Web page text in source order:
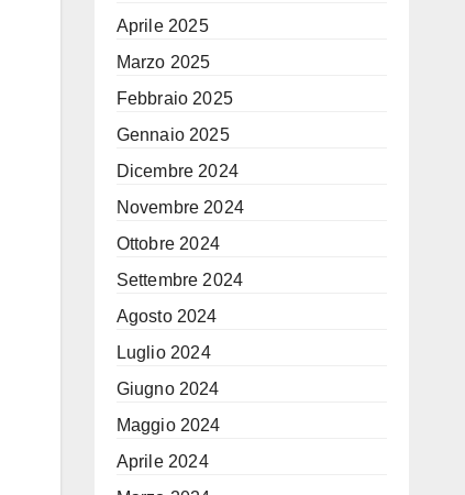
Aprile 2025
Marzo 2025
Febbraio 2025
Gennaio 2025
Dicembre 2024
Novembre 2024
Ottobre 2024
Settembre 2024
Agosto 2024
Luglio 2024
Giugno 2024
Maggio 2024
Aprile 2024